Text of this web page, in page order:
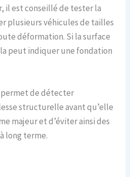
il est conseillé de tester la
plusieurs véhicules de tailles
déformation. Si la surface
peut indiquer une fondation
de détecter
structurelle avant qu’elle
majeur et d’éviter ainsi des
long terme.